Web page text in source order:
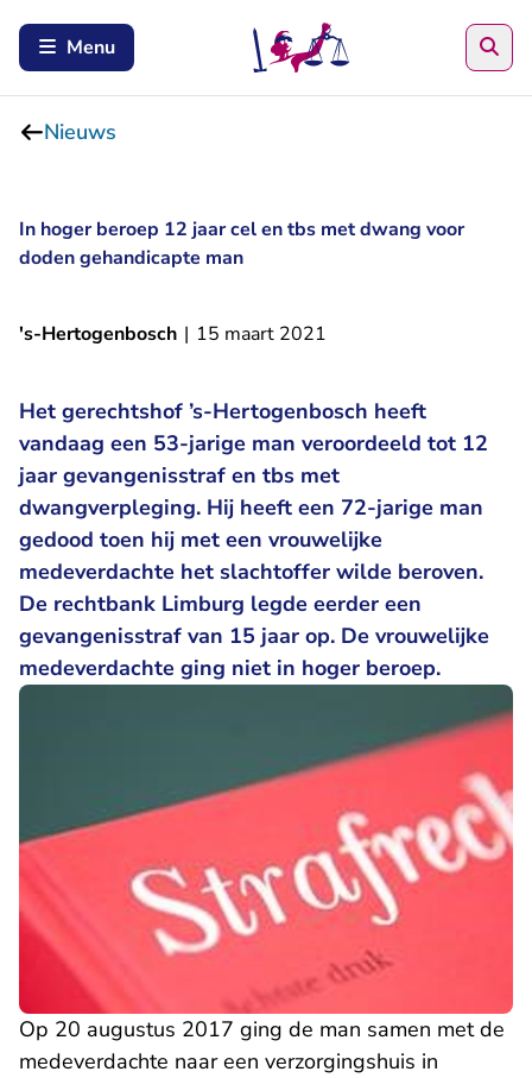
Menu
Nieuws
In hoger beroep 12 jaar cel en tbs met dwang voor
doden gehandicapte man
's-Hertogenbosch | 15 maart 2021
Het gerechtshof ’s-Hertogenbosch heeft
vandaag een 53-jarige man veroordeeld tot 12
jaar gevangenisstraf en tbs met
dwangverpleging. Hij heeft een 72-jarige man
gedood toen hij met een vrouwelijke
medeverdachte het slachtoffer wilde beroven.
De rechtbank Limburg legde eerder een
gevangenisstraf van 15 jaar op. De vrouwelijke
medeverdachte ging niet in hoger beroep.
Op 20 augustus 2017 ging de man samen met de
medeverdachte naar een verzorgingshuis in